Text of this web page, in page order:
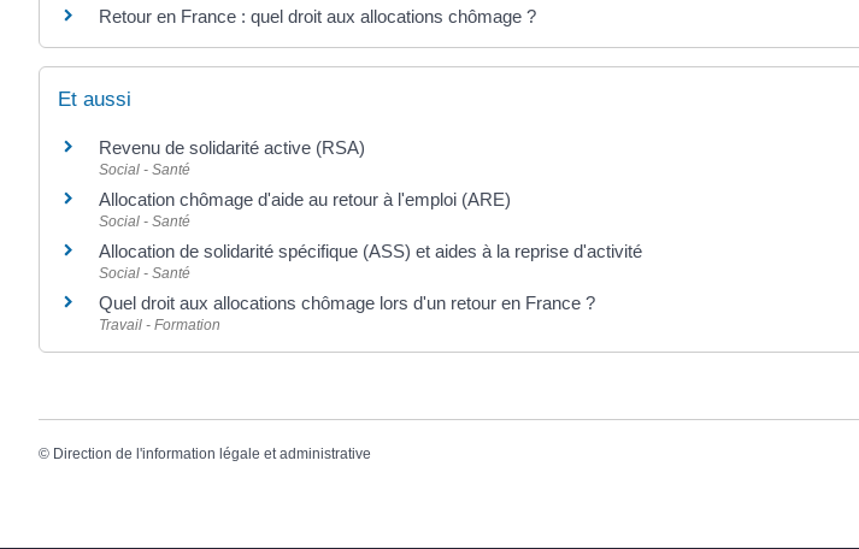
Retour en France : quel droit aux allocations chômage ?
Et aussi
Revenu de solidarité active (RSA)
Social - Santé
Allocation chômage d'aide au retour à l'emploi (ARE)
Social - Santé
Allocation de solidarité spécifique (ASS) et aides à la reprise d'activité
Social - Santé
Quel droit aux allocations chômage lors d'un retour en France ?
Travail - Formation
© Direction de l'information légale et administrative